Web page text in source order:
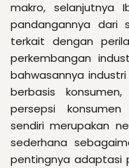
makro, selanjutnya
pandangannya dari
terkait dengan
perkembangan
bahwasannya
berbasis
persepsi
sendiri merupakan
sederhana
pentingnya adaptasi